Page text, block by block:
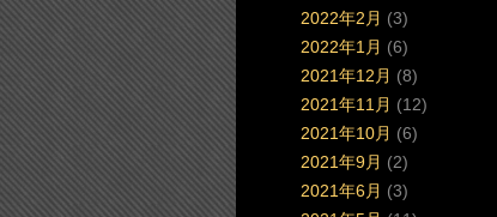
2022年2月 (3)
2022年1月 (6)
2021年12月 (8)
2021年11月 (12)
2021年10月 (6)
2021年9月 (2)
2021年6月 (3)